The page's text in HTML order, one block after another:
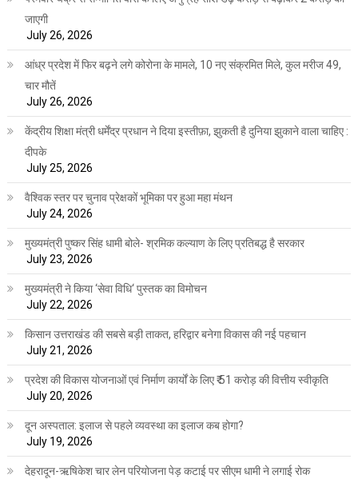
जाएगी
July 26, 2026
आंध्र प्रदेश में फिर बढ़ने लगे कोरोना के मामले, 10 नए संक्रमित मिले, कुल मरीज 49,
चार मौतें
July 26, 2026
केंद्रीय शिक्षा मंत्री धर्मेंद्र प्रधान ने दिया इस्तीफ़ा, झुकती है दुनिया झुकाने वाला चाहिए :
दीपके
July 25, 2026
वैश्विक स्तर पर चुनाव प्रेक्षकों भूमिका पर हुआ महा मंथन
July 24, 2026
मुख्यमंत्री पुष्कर सिंह धामी बोले- श्रमिक कल्याण के लिए प्रतिबद्ध है सरकार
July 23, 2026
मुख्यमंत्री ने किया ‘सेवा विधि‘ पुस्तक का विमोचन
July 22, 2026
किसान उत्तराखंड की सबसे बड़ी ताकत, हरिद्वार बनेगा विकास की नई पहचान
July 21, 2026
प्रदेश की विकास योजनाओं एवं निर्माण कार्यों के लिए ₹ 51 करोड़ की वित्तीय स्वीकृति
July 20, 2026
दून अस्पताल: इलाज से पहले व्यवस्था का इलाज कब होगा?
July 19, 2026
देहरादून-ऋषिकेश चार लेन परियोजना पेड़ कटाई पर सीएम धामी ने लगाई रोक